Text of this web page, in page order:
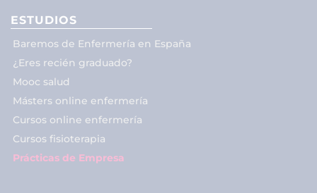
ESTUDIOS
Baremos de Enfermería en España
¿Eres recién graduado?
Mooc salud
Másters online enfermería
Cursos online enfermería
Cursos fisioterapia
Prácticas de Empresa